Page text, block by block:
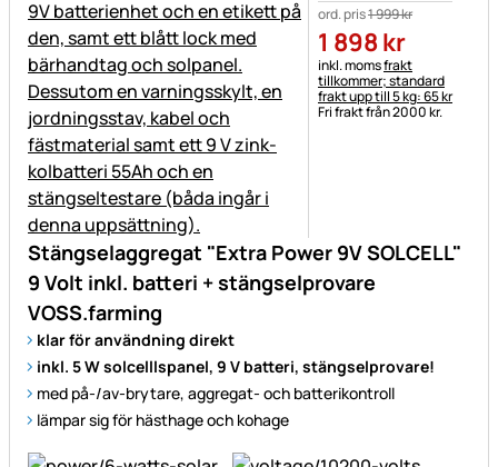
Stängselaggregat "Extra Power 9V SOLCELL"
9 Volt inkl. batteri + stängselprovare
VOSS.farming
klar för användning direkt
inkl. 5 W solcelllspanel, 9 V batteri, stängselprovare!
med på-/av-brytare, aggregat- och batterikontroll
lämpar sig för hästhage och kohage
ord. pris1 999kr
1 898kr
Skatteinformation:
inkl. momsfrakt
tillkommer; standard
frakt upp till 5 kg: 65 kr
Fri frakt från 2000 kr.